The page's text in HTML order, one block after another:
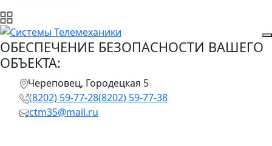
ОБЕСПЕЧЕНИЕ БЕЗОПАСНОСТИ ВАШЕГО
ОБЪЕКТА:
Череповец, Городецкая 5
(8202) 59-77-28(8202) 59-77-38
ctm35@mail.ru